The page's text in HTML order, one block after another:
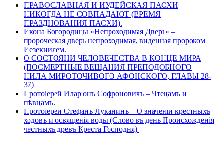
ПРАВОСЛАВНАЯ И ИУДЕЙСКАЯ ПАСХИ
НИКОГДА НЕ СОВПАДАЮТ (ВРЕМЯ
ПРАЗДНОВАНИЯ ПАСХИ).
Икона Богородицы «Непроходимая Дверь» –
пророческая дверь непроходимая, виденная пророком
Иезекиилем.
О СОСТОЯНИ ЧЕЛОВЕЧЕСТВА В КОНЦЕ МИРА
(ПОСМЕРТНЫЕ ВЕЩАНИЯ ПРЕПОДОБНОГО
НИЛА МИРОТОЧИВОГО АФОНСКОГО, ГЛАВЫ 28-
37)
Протоіерей Иларіонъ Софроновичъ – Чтецамъ и
пѣвцамъ.
Протоіерей Стефанъ Луканинъ – О значеніи крестныхъ
ходовъ и освященія воды (Слово въ день Происхожденія
честныхъ древъ Креста Господня).